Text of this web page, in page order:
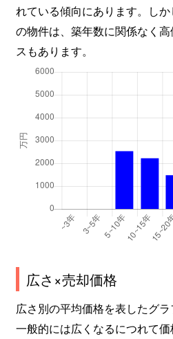
れている傾向にあります。し
の物件は、築年数に関係なく
スもあります。
広さ×売却価格
広さ別の平均価格を表したグラ
一般的には広くなるにつれて